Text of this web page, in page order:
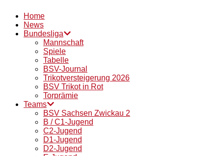
Home
News
Bundesliga
Mannschaft
Spiele
Tabelle
BSV-Journal
Trikotversteigerung 2026
BSV Trikot in Rot
Torprämie
Teams
BSV Sachsen Zwickau 2
B / C1-Jugend
C2-Jugend
D1-Jugend
D2-Jugend